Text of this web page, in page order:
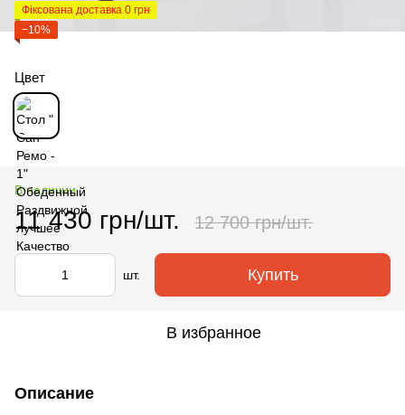
Фіксована доставка 0 грн
−10%
Цвет
В наличии
11 430 грн/шт. 12 700 грн/шт.
шт. Купить
В избранное
Описание